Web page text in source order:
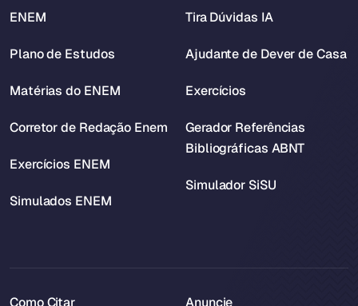
ENEM
Plano de Estudos
Matérias do ENEM
Corretor de Redação Enem
Exercícios ENEM
Simulados ENEM
Tira Dúvidas IA
Ajudante de Dever de Casa
Exercícios
Gerador Referências
Bibliográficas ABNT
Simulador SiSU
Como Citar Anuncie